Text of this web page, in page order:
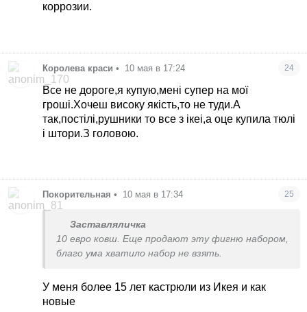
коррозии.
Королева краси • 10 мая в 17:24 24
Все не дороге,я купую,мені супер на мої
гроші.Хочеш високу якість,то не туди.А
так,постілі,рушники то все з ікеі,а оце купила тюлі
і штори.З головою.
Покорительная • 10 мая в 17:34 25
Заставляличка
10 евро ковш. Еще продают эту фигню набором,
благо ума хватило набор не взять.
У меня более 15 лет кастрюли из Икея и как
новые